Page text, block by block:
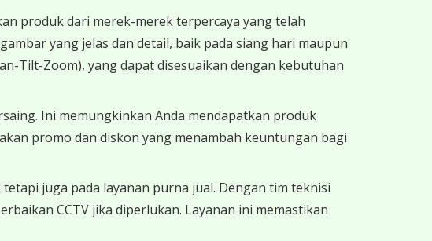
produk dari merek-merek terpercaya yang telah
yang jelas dan detail, baik pada siang hari maupun
Tilt-Zoom), yang dapat disesuaikan dengan kebutuhan
Ini memungkinkan Anda mendapatkan produk
promo dan diskon yang menambah keuntungan bagi
juga pada layanan purna jual. Dengan tim teknisi
CCTV jika diperlukan. Layanan ini memastikan